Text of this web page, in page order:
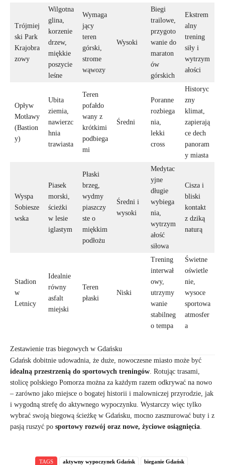
Trójmiej
ski Park
Krajobra
zowy
Wilgotna
glina,
korzenie
drzew,
miękkie
poszycie
leśne
Wymaga
jący
teren
górski,
strome
wąwozy
Wysoki
Biegi
trailowe,
przygoto
wanie do
maraton
ów
górskich
Ekstrem
alny
trening
siły i
wytrzym
ałości
Opływ
Motławy
(Bastion
y)
Ubita
ziemia,
nawierzc
hnia
trawiasta
Teren
pofałdo
wany z
krótkimi
podbiega
mi
Średni
Poranne
rozbiega
nia,
lekki
cross
Historyc
zny
klimat,
zapierają
ce dech
panoram
y miasta
Wyspa
Sobiesze
wska
Piasek
morski,
ścieżki
w lesie
iglastym
Płaski
brzeg,
wydmy
piaszczy
ste o
miękkim
podłożu
Średni i
wysoki
Medytac
yjne
długie
wybiega
nia,
wytrzym
ałość
siłowa
Cisza i
bliski
kontakt
z dziką
naturą
Stadion
w
Letnicy
Idealnie
równy
asfalt
miejski
Teren
płaski
Niski
Trening
interwał
owy,
utrzymy
wanie
stabilneg
o tempa
Świetne
oświetle
nie,
wysoce
sportowa
atmosfer
a
Zestawienie tras biegowych w Gdańsku
Gdańsk dobitnie udowadnia, że duże, nowoczesne miasto może być
idealną przestrzenią do sportowych treningów . Rotując trasami,
stolicę polskiego Pomorza można za każdym razem odkrywać na nowo
– zarówno jako miejsce o bogatej historii i malowniczej przyrodzie, jak
i wygodną strefę do aktywnego wypoczynku. Wystarczy więc tylko
wybrać swoją biegową ścieżkę w Gdańsku, mocno zasznurować buty i z
pasją ruszyć po sportowy rozwój oraz nowe, życiowe osiągnięcia
TAGS aktywny wypoczynek Gdańsk bieganie Gdańsk